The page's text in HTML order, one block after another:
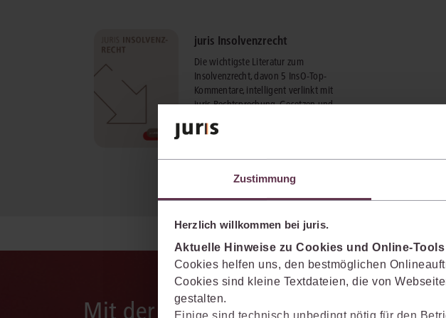
Zustimmung
Herzlich willkommen bei juris.
Aktuelle Hinweise zu Cookies und Online-Tools
Cookies helfen uns, den bestmöglichen
Cookies sind kleine Textdateien, die von
gestalten.
Einige sind technisch unbedingt nötig für den
juris Insolvenzrecht
Die wichtigste Literatur zum
Insolvenzrecht, davon 5 InsO-Top-
Kommentare, intelligent verlinkt mit
juris Rechtsprechung, Gesetzen und
Mit der juris KI-Suite denkt das